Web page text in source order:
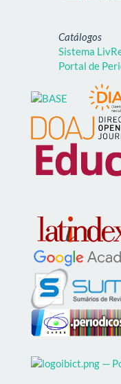
Catálogos
Sistema
Portal de